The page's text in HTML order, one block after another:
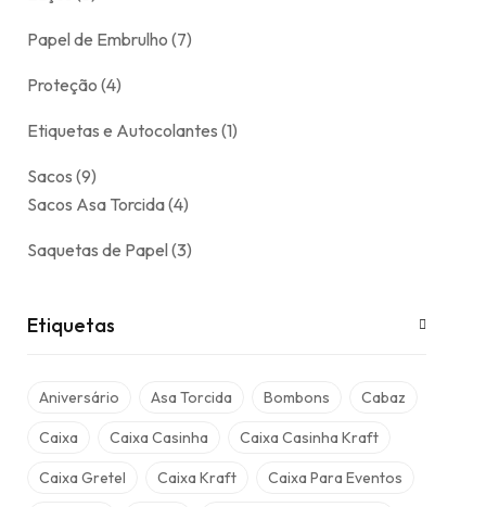
Papel de Embrulho 7
Proteção 4
Etiquetas e Autocolantes 1
Sacos 9
Sacos Asa Torcida 4
Saquetas de Papel 3
Etiquetas
Aniversário Asa Torcida Bombons Cabaz
Caixa Caixa Casinha Caixa Casinha Kraft
Caixa Gretel Caixa Kraft Caixa Para Eventos